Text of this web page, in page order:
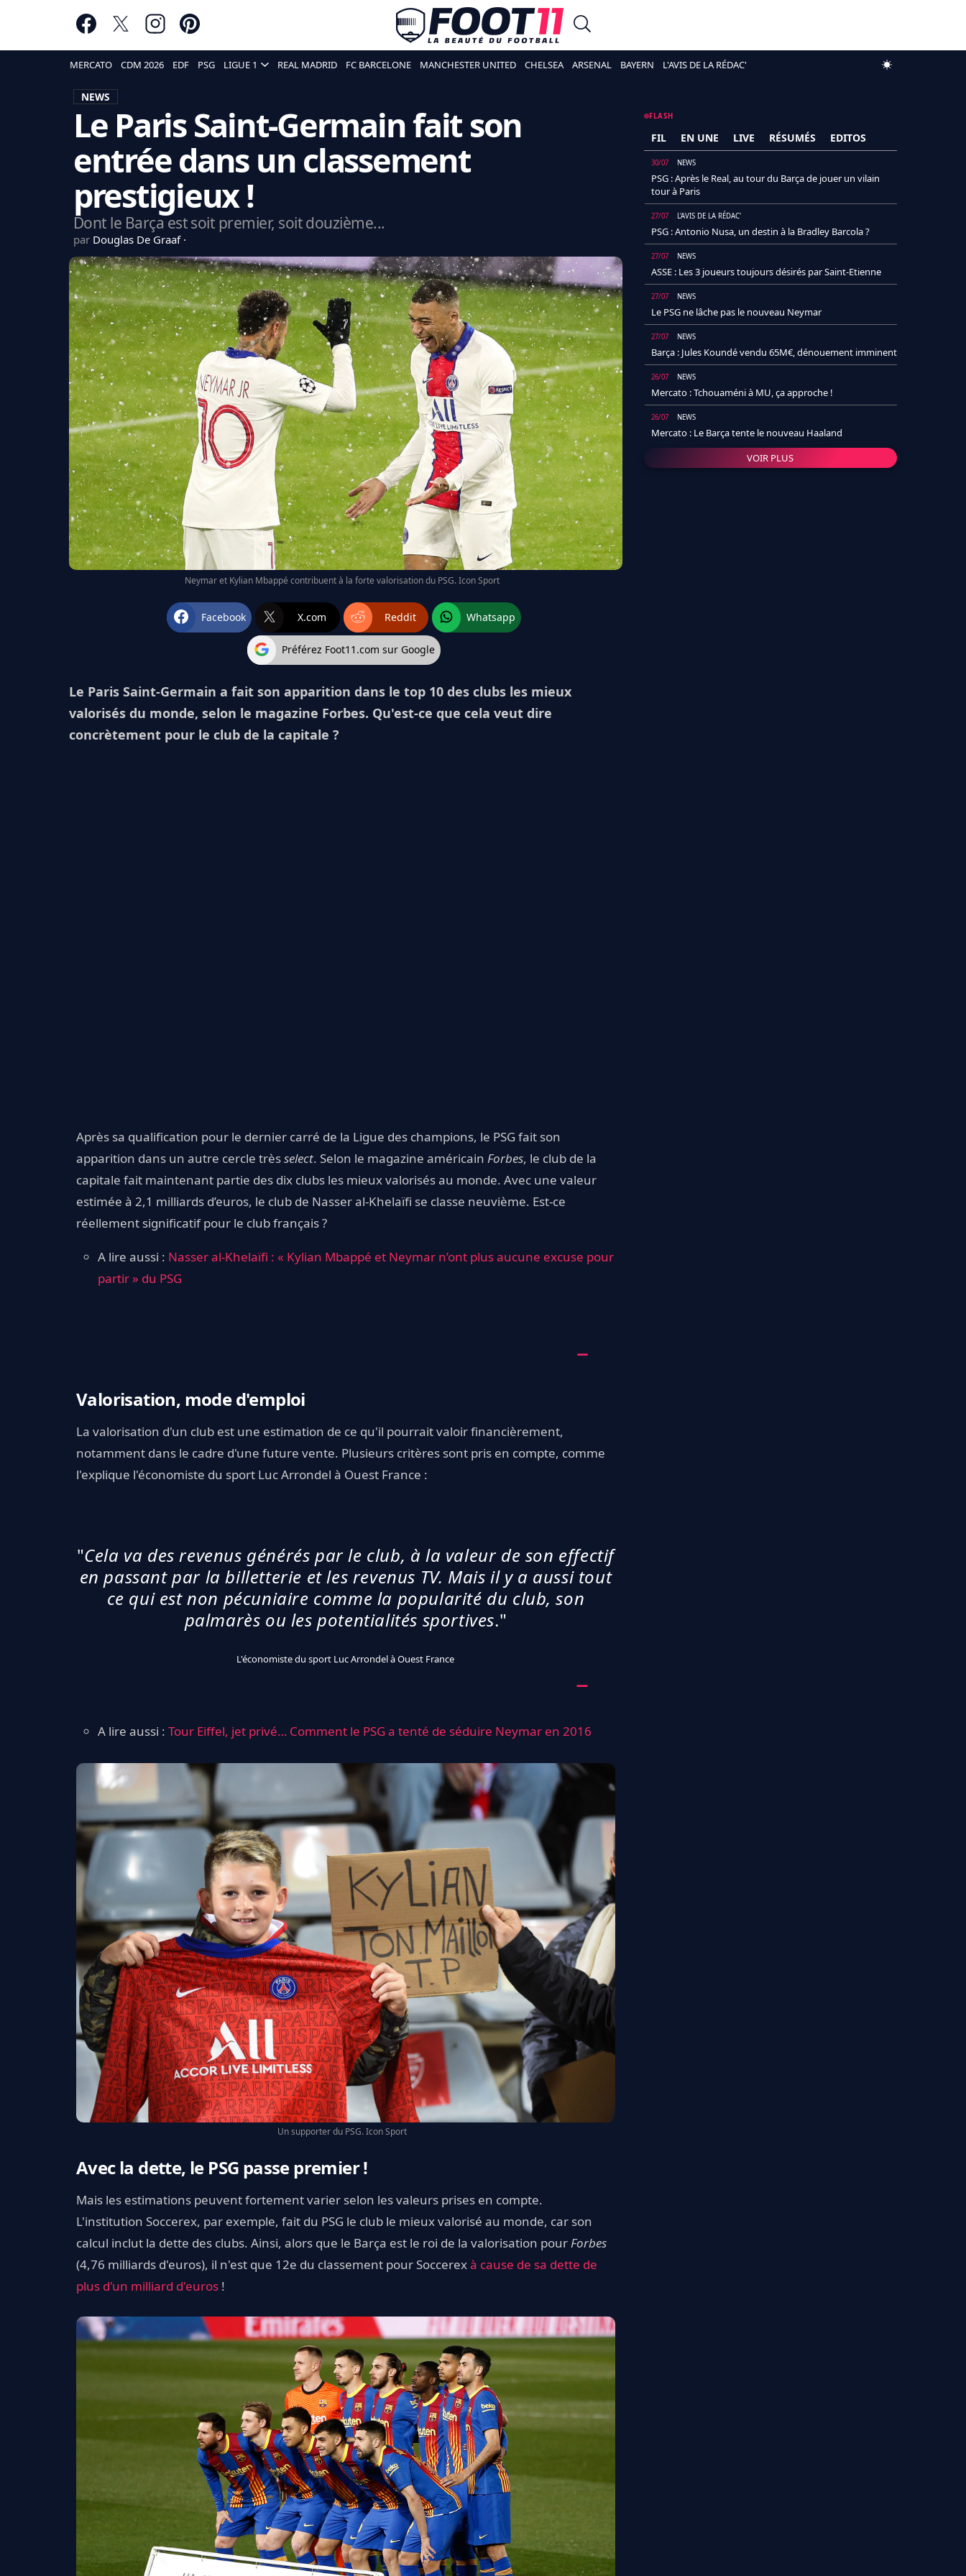
MERCATO CDM 2026 EDF PSG LIGUE 1 REAL MADRID FC BARCELONE MANCHESTER UNITED CHELSEA ARSENAL BAYERN L'AVIS DE LA RÉDAC'
NEWS
Le Paris Saint-Germain fait son
entrée dans un classement
prestigieux !
Dont le Barça est soit premier, soit douzième...
par Douglas De Graaf
Neymar et Kylian Mbappé contribuent à la forte valorisation du PSG. Icon Sport
Facebook X.com Reddit Whatsapp
Préférez Foot11.com sur Google
Le Paris Saint-Germain a fait son apparition dans le top 10 des clubs les mieux
valorisés du monde, selon le magazine Forbes. Qu'est-ce que cela veut dire
concrètement pour le club de la capitale ?
Après sa qualification pour le dernier carré de la Ligue des champions, le PSG fait son
apparition dans un autre cercle trèsselect. Selon le magazine américain Forbes, le club de la
capitale fait maintenant partie des dix clubs les mieux valorisés au monde. Avec une valeur
estimée à 2,1 milliards d’euros, le club de Nasser al-Khelaïfi se classe neuvième. Est-ce
réellement significatif pour le club français ?
A lire aussi : Nasser al-Khelaïfi : « Kylian Mbappé et Neymar n’ont plus aucune excuse pour
partir » du PSG
Valorisation, mode d'emploi
La valorisation d'un club est une estimation de ce qu'il pourrait valoir financièrement,
notamment dans le cadre d'une future vente. Plusieurs critères sont pris en compte, comme
l'explique l'économiste du sport Luc Arrondel à Ouest France :
"Cela va des revenus générés par le club, à la valeur de son effectif
en passant par la billetterie et les revenus TV. Mais il y a aussi tout
ce qui est non pécuniaire comme la popularité du club, son
palmarès ou les potentialités sportives."
L'économiste du sport Luc Arrondel à Ouest France
A lire aussi : Tour Eiffel, jet privé… Comment le PSG a tenté de séduire Neymar en 2016
Un supporter du PSG. Icon Sport
Avec la dette, le PSG passe premier !
Mais les estimations peuvent fortement varier selon les valeurs prises en compte.
L'institution Soccerex, par exemple, fait du PSG le club le mieux valorisé au monde, car son
calcul inclut la dette des clubs. Ainsi, alors que le Barça est le roi de la valorisation pourForbes
(4,76 milliards d'euros), il n'est que 12e du classement pour Soccerexà cause de sa dette de
plus d'un milliard d'euros !
FLASH
FIL EN UNE LIVE RÉSUMÉS EDITOS
30/07 NEWS
PSG : Après le Real, au tour du Barça de jouer un vilain
tour à Paris
27/07 L'AVIS DE LA RÉDAC'
PSG : Antonio Nusa, un destin à la Bradley Barcola ?
27/07 NEWS
ASSE : Les 3 joueurs toujours désirés par Saint-Etienne
27/07 NEWS
Le PSG ne lâche pas le nouveau Neymar
27/07 NEWS
Barça : Jules Koundé vendu 65M€, dénouement imminent
26/07 NEWS
Mercato : Tchouaméni à MU, ça approche !
26/07 NEWS
Mercato : Le Barça tente le nouveau Haaland
VOIR PLUS